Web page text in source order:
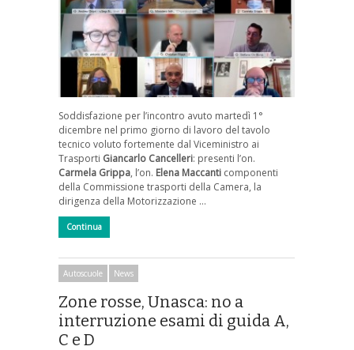
Soddisfazione per l’incontro avuto martedì 1°
dicembre nel primo giorno di lavoro del tavolo
tecnico voluto fortemente dal Viceministro ai
Trasporti Giancarlo Cancelleri: presenti l’on.
Carmela Grippa, l’on. Elena Maccanti componenti
della Commissione trasporti della Camera, la
dirigenza della Motorizzazione …
Continua
Autoscuole News
Zone rosse, Unasca: no a
interruzione esami di guida A,
C e D